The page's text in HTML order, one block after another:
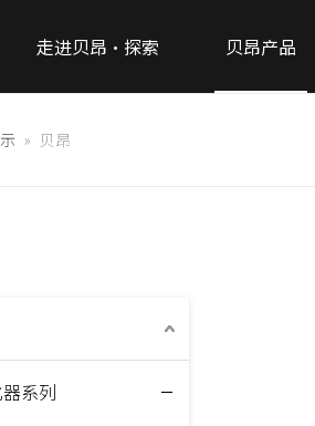
走进贝昂·探索 贝昂产品
» 贝昂
系列